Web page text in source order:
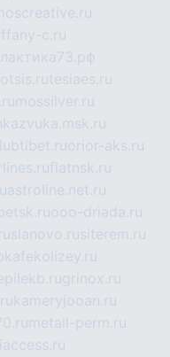
c.ru
tesiaes.ru
mossilver.ru
orior-aks.ru
flatnsk.ru
astroline.net.ru
ooo-driada.ru
siterem.ru
kafekolizey.ru
grinox.ru
kameryjooan.ru
metall-perm.ru